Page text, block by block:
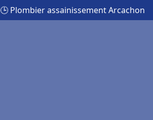
🕒 Plombier assainissement Arcachon